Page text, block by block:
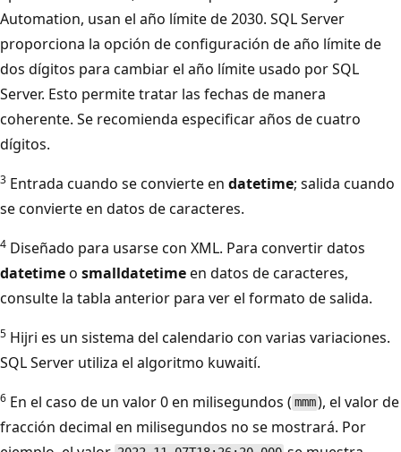
Automation, usan el año límite de 2030. SQL Server
proporciona la opción de configuración de año límite de
dos dígitos para cambiar el año límite usado por SQL
Server. Esto permite tratar las fechas de manera
coherente. Se recomienda especificar años de cuatro
dígitos.
3 Entrada cuando se convierte en datetime; salida cuando
se convierte en datos de caracteres.
4 Diseñado para usarse con XML. Para convertir datos
datetimeo smalldatetimeen datos de caracteres,
consulte la tabla anterior para ver el formato de salida.
5 Hijri es un sistema del calendario con varias variaciones.
SQL Server utiliza el algoritmo kuwaití.
6 En el caso de un valor 0 en milisegundos ( mmm), el valor de
fracción decimal en milisegundos no se mostrará. Por